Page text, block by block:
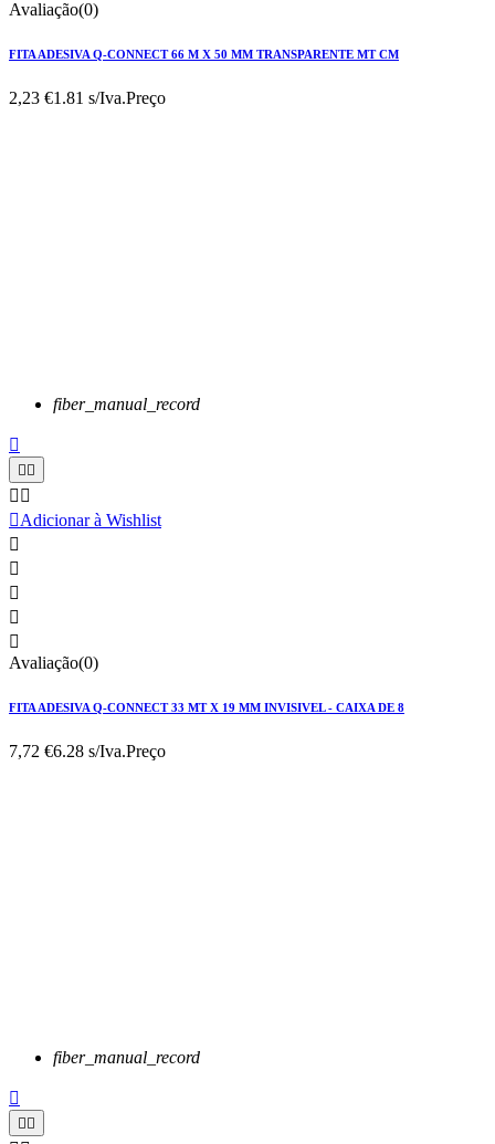
Avaliação(0)
FITA ADESIVA Q-CONNECT 66 M X 50 MM TRANSPARENTE MT CM
2,23 €1.81 s/Iva.Preço
fiber_manual_record


 
Adicionar à Wishlist





Avaliação(0)
FITA ADESIVA Q-CONNECT 33 MT X 19 MM INVISIVEL - CAIXA DE 8
7,72 €6.28 s/Iva.Preço
fiber_manual_record

